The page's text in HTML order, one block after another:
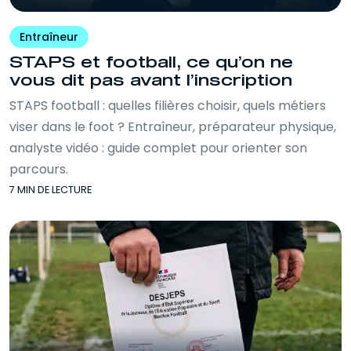
Entraîneur
STAPS et football, ce qu’on ne
vous dit pas avant l’inscription
STAPS football : quelles filières choisir, quels métiers
viser dans le foot ? Entraîneur, préparateur physique,
analyste vidéo : guide complet pour orienter son
parcours.
7 MIN DE LECTURE